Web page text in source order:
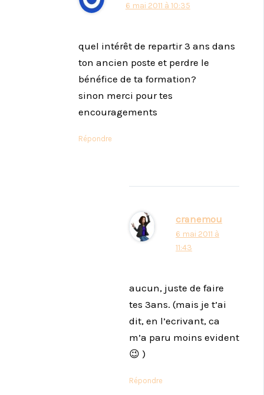
6 mai 2011 à 10:35
quel intérêt de repartir 3 ans dans
ton ancien poste et perdre le
bénéfice de ta formation?
sinon merci pour tes
encouragements
Répondre
cranemou
6 mai 2011 à
11:43
aucun, juste de faire
tes 3ans. (mais je t’ai
dit, en l’ecrivant, ca
m’a paru moins evident
😉 )
Répondre